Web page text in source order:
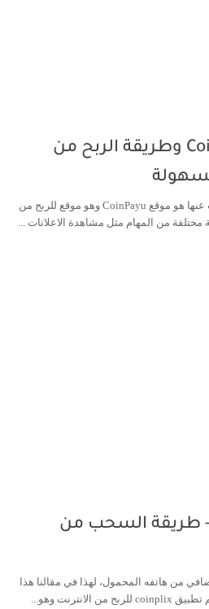
شرح موقع CoinPayu وطريقة الربح من
من أكثر المواقع التي كثر الحديث عنها هو موقع CoinPayu وهو موقع للربح من
من المهام مثل مشاهدة الاعلانات ...
الربح من Coinplix - طريقة السحب من
من هاتفه المحمول، لهذا في مقالنا هذا